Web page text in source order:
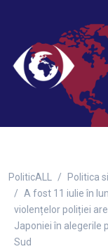
PoliticALL Politica
A fost 11 iulie în
violențelor poliției
Japoniei în alegerile
Sud